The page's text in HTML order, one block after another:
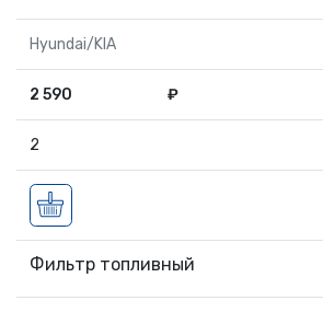
Hyundai/KIA
2 590 ₽
2
Фильтр топливный